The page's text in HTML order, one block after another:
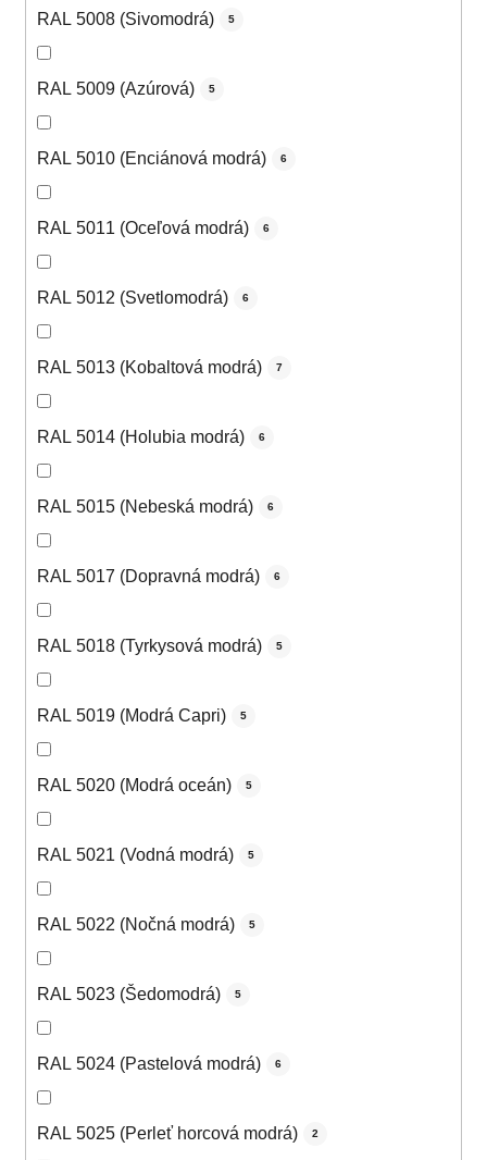
RAL 5008 (Sivomodrá) 5
RAL 5009 (Azúrová) 5
RAL 5010 (Enciánová modrá) 6
RAL 5011 (Oceľová modrá) 6
RAL 5012 (Svetlomodrá) 6
RAL 5013 (Kobaltová modrá) 7
RAL 5014 (Holubia modrá) 6
RAL 5015 (Nebeská modrá) 6
RAL 5017 (Dopravná modrá) 6
RAL 5018 (Tyrkysová modrá) 5
RAL 5019 (Modrá Capri) 5
RAL 5020 (Modrá oceán) 5
RAL 5021 (Vodná modrá) 5
RAL 5022 (Nočná modrá) 5
RAL 5023 (Šedomodrá) 5
RAL 5024 (Pastelová modrá) 6
RAL 5025 (Perleť horcová modrá) 2